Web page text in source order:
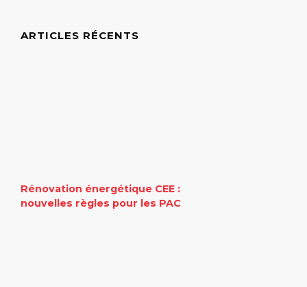
ARTICLES RÉCENTS
Rénovation énergétique CEE :
nouvelles règles pour les PAC